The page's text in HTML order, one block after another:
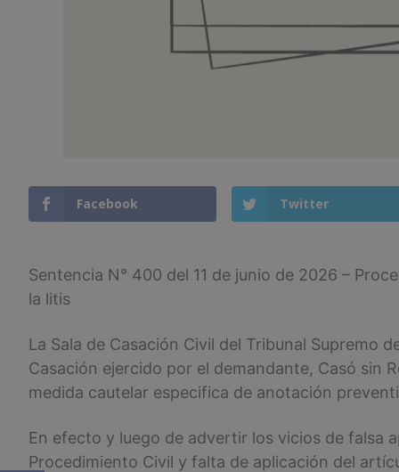
Facebook Twitter
Sentencia N° 400 del 11 de junio de 2026 –
la litis
La Sala de Casación Civil del Tribunal Supremo
Casación ejercido por el demandante, Casó sin
medida cautelar especifica de anotación
En efecto y luego de advertir los vicios de falsa
Procedimiento Civil y falta de aplicación del